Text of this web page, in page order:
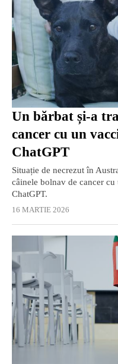
Un bărbat și-a
cancer cu un
ChatGPT
Situație de necrezut în
câinele bolnav de cancer
ChatGPT.
16 MARTIE 2026